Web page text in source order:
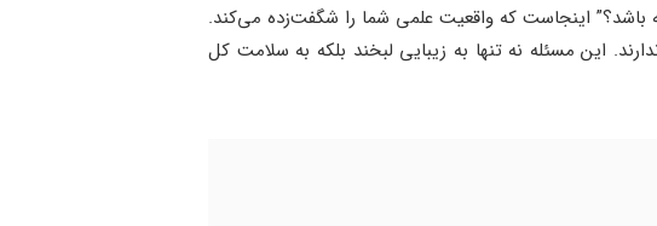
باشد؟” اینجاست که واقعیت علمی شما را شگفت‌زده می‌کند.
این مسئله نه تنها به زیبایی لبخند بلکه به سلامت کل